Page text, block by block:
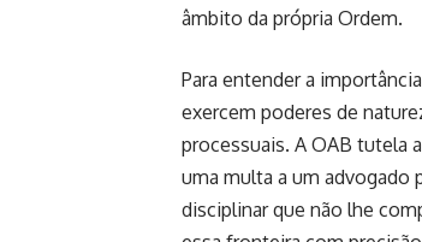
âmbito da própria Ordem.
Para entender a
exercem poderes de
processuais. A OAB tutela
uma multa a um advogado
disciplinar que não lhe